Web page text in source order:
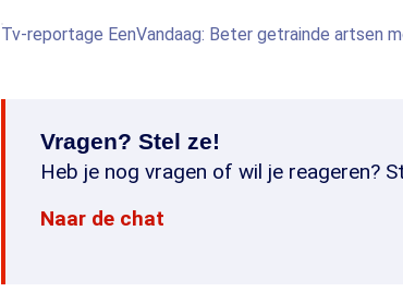
Tv-reportage EenVandaag: Beter getrainde artsen
Vragen? Stel ze!
Heb je nog vragen of wil je reageren?
Naar de chat